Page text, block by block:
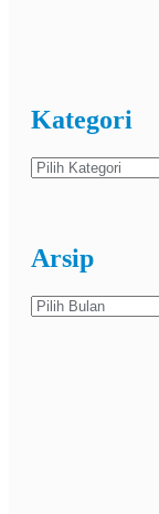
Kategori
Kategori
Arsip
Arsip